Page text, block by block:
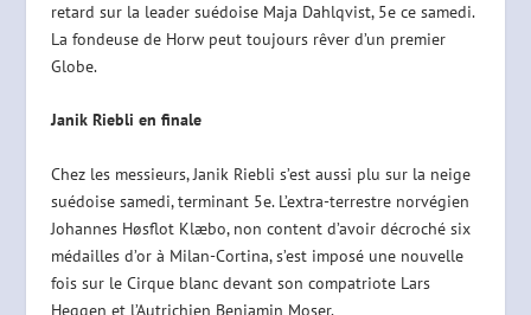
retard sur la leader suédoise Maja Dahlqvist, 5e ce samedi.
La fondeuse de Horw peut toujours rêver d’un premier
Globe.
Janik Riebli en finale
Chez les messieurs, Janik Riebli s’est aussi plu sur la neige
suédoise samedi, terminant 5e. L’extra-terrestre norvégien
Johannes Høsflot Klæbo, non content d’avoir décroché six
médailles d’or à Milan-Cortina, s’est imposé une nouvelle
fois sur le Cirque blanc devant son compatriote Lars
Heggen et l’Autrichien Benjamin Moser.